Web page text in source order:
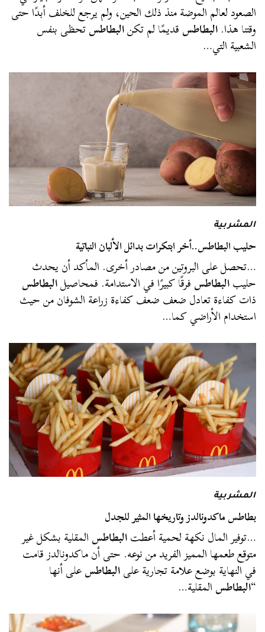
الصعود لعالم الموضة منذ ذلك الحين، ولم يرجع للخلف أبدًا حتى
وقتنا هذا.البطاطسقديمًا لم تكنالبطاطستحظى بنفس
الشعبية التي…
المشربية
حليب البطاطس..أخر ابتكرات بدائل الألبان النباتية
…تحصل على البروتين من مصادر أخرى. المأكد أن يحدث
حليبالبطاطسفرقًا كبيرًا في الاستدامة. فمحاصيلالبطاطس
ذات كفاءة تعادل ضعف ضعف كفاءة زراعة الشوفان من حيث
استخدام الأراضي كما…
المشربية
بطاطس ماكدونالدز وتاريخها المثير للجدل
…توفير المال نكهة لحمية أعطتالبطاطسالمقلية بشكل غير
متوقع طعمها المميز الفريد من نوعه. حتى أن ماكدونالدز قامت
في النهاية بوضع علامة تجارية علىالبطاطسعلى أنها
“البطاطسالمقلية…